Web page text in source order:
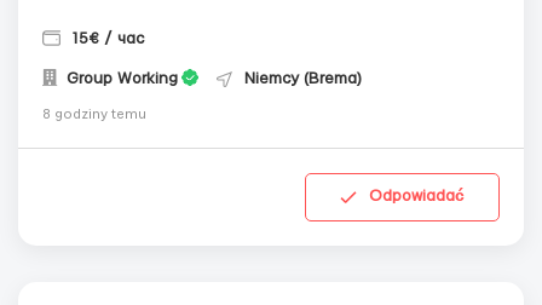
15€ / час
Group Working Niemcy (Brema)
8 godziny temu
Odpowiadać